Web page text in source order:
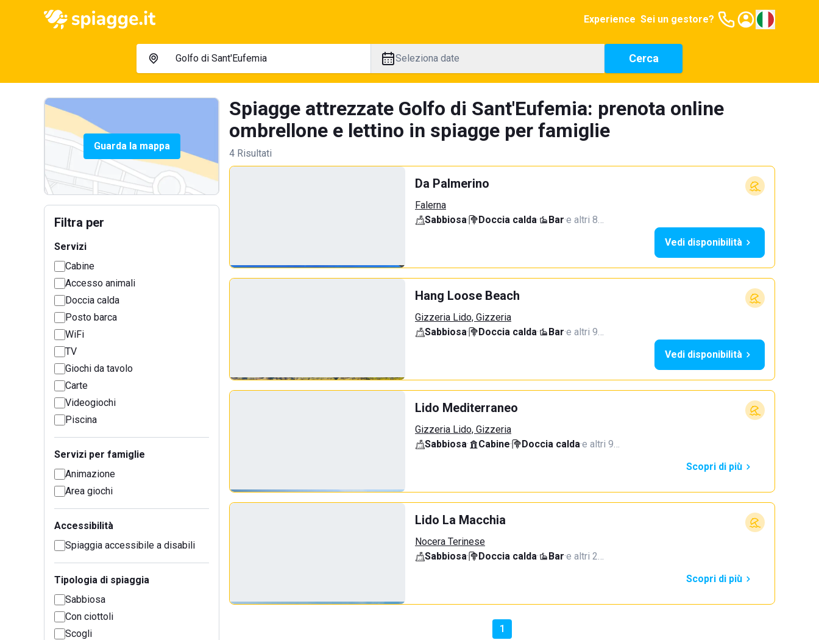
Experience Sei un gestore?
Seleziona date Cerca
Guarda la mappa
Filtra per
Servizi
Cabine
Accesso animali
Doccia calda
Posto barca
WiFi
TV
Giochi da tavolo
Carte
Videogiochi
Piscina
Servizi per famiglie
Animazione
Area giochi
Accessibilità
Spiaggia accessibile a disabili
Tipologia di spiaggia
Sabbiosa
Con ciottoli
Scogli
Spiagge attrezzate Golfo di Sant'Eufemia: prenota online
ombrellone e lettino in spiagge per famiglie
4 Risultati
Da Palmerino
Falerna
Sabbiosa· Doccia calda· Bar·e altri 8…
Vedi disponibilità
Hang Loose Beach
Gizzeria Lido, Gizzeria
Sabbiosa· Doccia calda· Bar·e altri 9…
Vedi disponibilità
Lido Mediterraneo
Gizzeria Lido, Gizzeria
Sabbiosa· Cabine· Doccia calda·e altri 9…
Scopri di più
Lido La Macchia
Nocera Terinese
Sabbiosa· Doccia calda· Bar·e altri 2…
Scopri di più
1